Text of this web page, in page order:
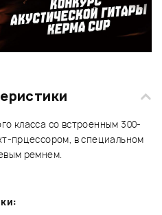
класса со встроенным 300-
прцессором, в специальном
ремнем.